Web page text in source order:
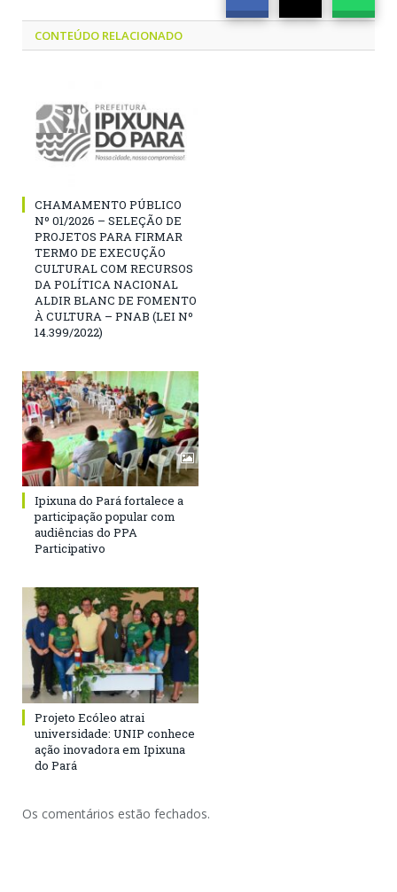
CONTEÚDO RELACIONADO
CHAMAMENTO PÚBLICO
Nº 01/2026 – SELEÇÃO DE
PROJETOS PARA FIRMAR
TERMO DE EXECUÇÃO
CULTURAL COM RECURSOS
DA POLÍTICA NACIONAL
ALDIR BLANC DE FOMENTO
À CULTURA – PNAB (LEI Nº
14.399/2022)
Ipixuna do Pará fortalece a
participação popular com
audiências do PPA
Participativo
Projeto Ecóleo atrai
universidade: UNIP conhece
ação inovadora em Ipixuna
do Pará
Os comentários estão fechados.